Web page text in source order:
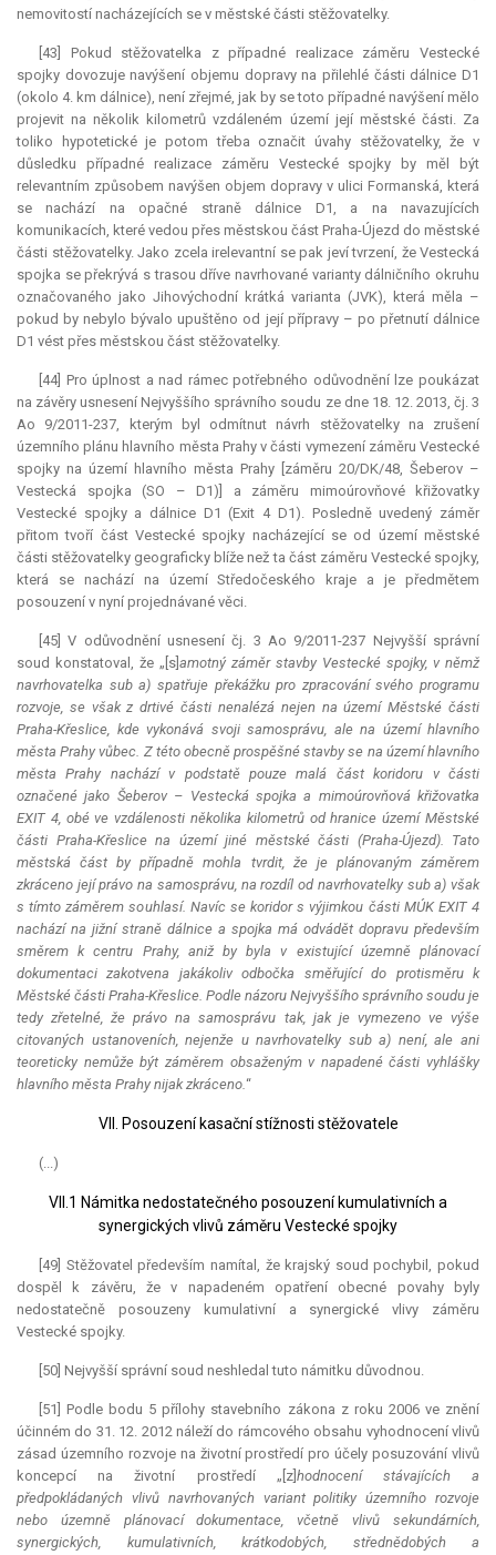
nemovitostí nacházejících se v městské části stěžovatelky.
[43] Pokud stěžovatelka z případné realizace záměru Vestecké
spojky dovozuje navýšení objemu dopravy na přilehlé části dálnice D1
(okolo 4. km dálnice), není zřejmé, jak by se toto případné navýšení mělo
projevit na několik kilometrů vzdáleném území její městské části. Za
toliko hypotetické je potom třeba označit úvahy stěžovatelky, že v
důsledku případné realizace záměru Vestecké spojky by měl být
relevantním způsobem navýšen objem dopravy v ulici Formanská, která
se nachází na opačné straně dálnice D1, a na navazujících
komunikacích, které vedou přes městskou část Praha-Újezd do městské
části stěžovatelky. Jako zcela irelevantní se pak jeví tvrzení, že Vestecká
spojka se překrývá s trasou dříve navrhované varianty dálničního okruhu
označovaného jako Jihovýchodní krátká varianta (JVK), která měla –
pokud by nebylo bývalo upuštěno od její přípravy – po přetnutí dálnice
D1 vést přes městskou část stěžovatelky.
[44] Pro úplnost a nad rámec potřebného odůvodnění lze poukázat
na závěry usnesení Nejvyššího správního soudu ze dne 18. 12. 2013, čj. 3
Ao 9/2011-237, kterým byl odmítnut návrh stěžovatelky na zrušení
územního plánu hlavního města Prahy v části vymezení záměru Vestecké
spojky na území hlavního města Prahy [záměru 20/DK/48, Šeberov –
Vestecká spojka (SO – D1)] a záměru mimoúrovňové křižovatky
Vestecké spojky a dálnice D1 (Exit 4 D1). Posledně uvedený záměr
přitom tvoří část Vestecké spojky nacházející se od území městské
části stěžovatelky geograficky blíže než ta část záměru Vestecké spojky,
která se nachází na území Středočeského kraje a je předmětem
posouzení v nyní projednávané věci.
[45] V odůvodnění usnesení čj. 3 Ao 9/2011-237 Nejvyšší správní
soud konstatoval, že „[s] amotný záměr stavby Vestecké spojky, v němž
navrhovatelka sub a) spatřuje překážku pro zpracování svého programu
rozvoje, se však z drtivé části nenalézá nejen na území Městské části
Praha-Křeslice, kde vykonává svoji samosprávu, ale na území hlavního
města Prahy vůbec. Z této obecně prospěšné stavby se na území hlavního
města Prahy nachází v podstatě pouze malá část koridoru v části
označené jako Šeberov – Vestecká spojka a mimoúrovňová křižovatka
EXIT 4, obé ve vzdálenosti několika kilometrů od hranice území Městské
části Praha-Křeslice na území jiné městské části (Praha-Újezd). Tato
městská část by případně mohla tvrdit, že je plánovaným záměrem
zkráceno její právo na samosprávu, na rozdíl od navrhovatelky sub a) však
s tímto záměrem souhlasí. Navíc se koridor s výjimkou části MÚK EXIT 4
nachází na jižní straně dálnice a spojka má odvádět dopravu především
směrem k centru Prahy, aniž by byla v existující územně plánovací
dokumentaci zakotvena jakákoliv odbočka směřující do protisměru k
Městské části Praha-Křeslice. Podle názoru Nejvyššího správního soudu je
tedy zřetelné, že právo na samosprávu tak, jak je vymezeno ve výše
citovaných ustanoveních, nejenže u navrhovatelky sub a) není, ale ani
teoreticky nemůže být záměrem obsaženým v napadené části vyhlášky
hlavního města Prahy nijak zkráceno.“
VII. Posouzení kasační stížnosti stěžovatele
(...)
VII.1 Námitka nedostatečného posouzení kumulativních a
synergických vlivů záměru Vestecké spojky
[49] Stěžovatel především namítal, že krajský soud pochybil, pokud
dospěl k závěru, že v napadeném opatření obecné povahy byly
nedostatečně posouzeny kumulativní a synergické vlivy záměru
Vestecké spojky.
[50] Nejvyšší správní soud neshledal tuto námitku důvodnou.
[51] Podle bodu 5 přílohy stavebního zákona z roku 2006 ve znění
účinném do 31. 12. 2012 náleží do rámcového obsahu vyhodnocení vlivů
zásad územního rozvoje na životní prostředí pro účely posuzování vlivů
koncepcí na životní prostředí „[z] hodnocení stávajících a
předpokládaných vlivů navrhovaných variant politiky územního rozvoje
nebo územně plánovací dokumentace, včetně vlivů sekundárních,
synergických, kumulativních, krátkodobých, střednědobých a